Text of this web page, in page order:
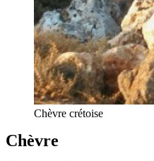
Chèvre crétoise
Chèvre